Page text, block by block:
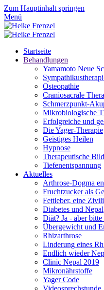
Zum Hauptinhalt springen
Menü
Startseite
Behandlungen
Yamamoto Neue
Osteopathie
Craniosacrale
Schmerzpunkt-
Mikrobiologische
Erfolgreiche und
Die Yager-Therapie
Geistiges Heilen
Hypnose
Therapeutische
Tiefenentspannung
Aktuelles
Arthrose-Dogma
Fruchtzucker als
Fettleber, eine
Diabetes und Nepal
Diät? Ja - aber
Übergewicht und
Rhizarthrose
Linderung eines
Endlich wieder
Clinic Nepal 2019
Mikronährstoffe
Yager Code
Videosprechstunde